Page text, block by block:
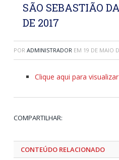
SÃO SEBASTIÃO
DE 2017
POR ADMINISTRADOR EM 19 DE MAIO
Clique aqui para visualizar
COMPARTILHAR:
CONTEÚDO RELACIONADO